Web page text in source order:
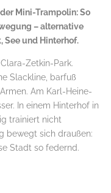
Mini-Trampolin: So
– alternative
See und Hinterhof.
Zetkin-Park.
Slackline, barfuß
Am Karl-Heine-
In einem Hinterhof in
trainiert nicht
bewegt sich draußen:
Stadt so federnd.